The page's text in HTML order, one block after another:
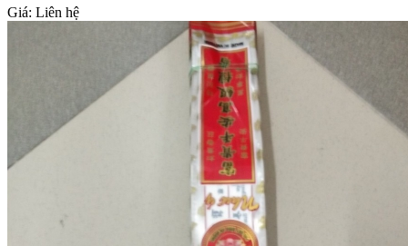
Giá: Liên hệ